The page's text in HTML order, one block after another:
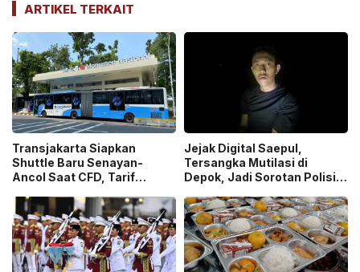
ARTIKEL TERKAIT
Transjakarta Siapkan
Shuttle Baru Senayan-
Ancol Saat CFD, Tarif
Jejak Digital Saepul,
Tersangka Mutilasi di
Depok, Jadi Sorotan Polisi